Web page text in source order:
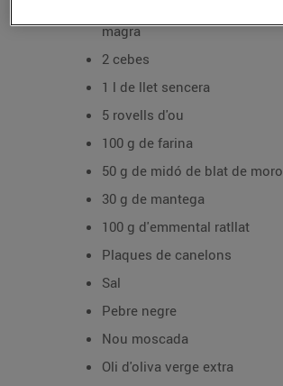
magra
2 cebes
1 l de llet sencera
5 rovells d'ou
100 g de farina
50 g de midó de blat de moro
30 g de mantega
100 g d'emmental ratllat
Plaques de canelons
Sal
Pebre negre
Nou moscada
Oli d'oliva verge extra